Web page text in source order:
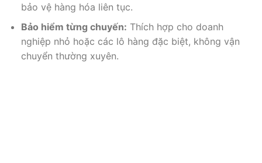
bảo vệ hàng hóa liên tục.
Bảo hiểm từng chuyến: Thích hợp cho doanh
nghiệp nhỏ hoặc các lô hàng đặc biệt, không vận
chuyển thường xuyên.